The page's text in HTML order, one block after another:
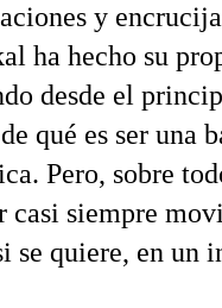
y
ha hecho su
desde el
qué es ser una
Pero, sobre
siempre
se quiere, en un